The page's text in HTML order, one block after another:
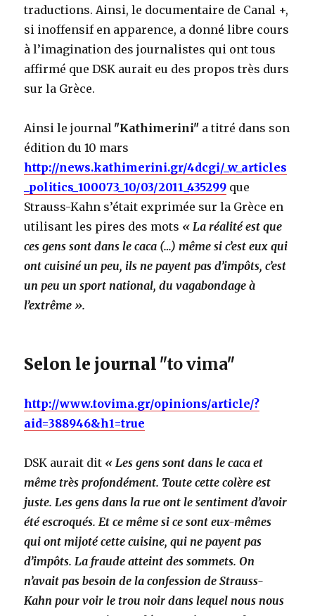
traductions. Ainsi, le documentaire de Canal +,
si inoffensif en apparence, a donné libre cours
à l’imagination des journalistes qui ont tous
affirmé que DSK aurait eu des propos très durs
sur la Grèce.
Ainsi le journalʺKathimeriniʺ a titré dans son
édition du 10 mars
http://news.kathimerini.gr/4dcgi/_w_articles
_politics_100073_10/03/2011_435299 que
Strauss-Kahn s’était exprimée sur la Grèce en
utilisant les pires des mots « La réalité est que
ces gens sont dans le caca (…) même si c’est eux qui
ont cuisiné un peu, ils ne payent pas d’impôts, c’est
un peu un sport national, du vagabondage à
l’extrême ».
Selon le journalʺto vimaʺ
http://www.tovima.gr/opinions/article/?
aid=388946&h1=true
DSK aurait dit « Les gens sont dans le caca et
même très profondément. Toute cette colère est
juste. Les gens dans la rue ont le sentiment d’avoir
été escroqués. Et ce même si ce sont eux-mêmes
qui ont mijoté cette cuisine, qui ne payent pas
d’impôts. La fraude atteint des sommets. On
n’avait pas besoin de la confession de Strauss-
Kahn pour voir le trou noir dans lequel nous nous